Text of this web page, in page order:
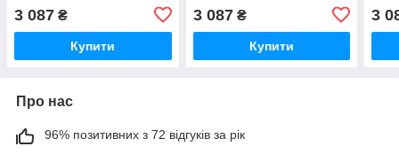
3 087 ₴
Купити
3 087₴
Купити
3
Про нас
96% позитивних з 72 відгуків за рік